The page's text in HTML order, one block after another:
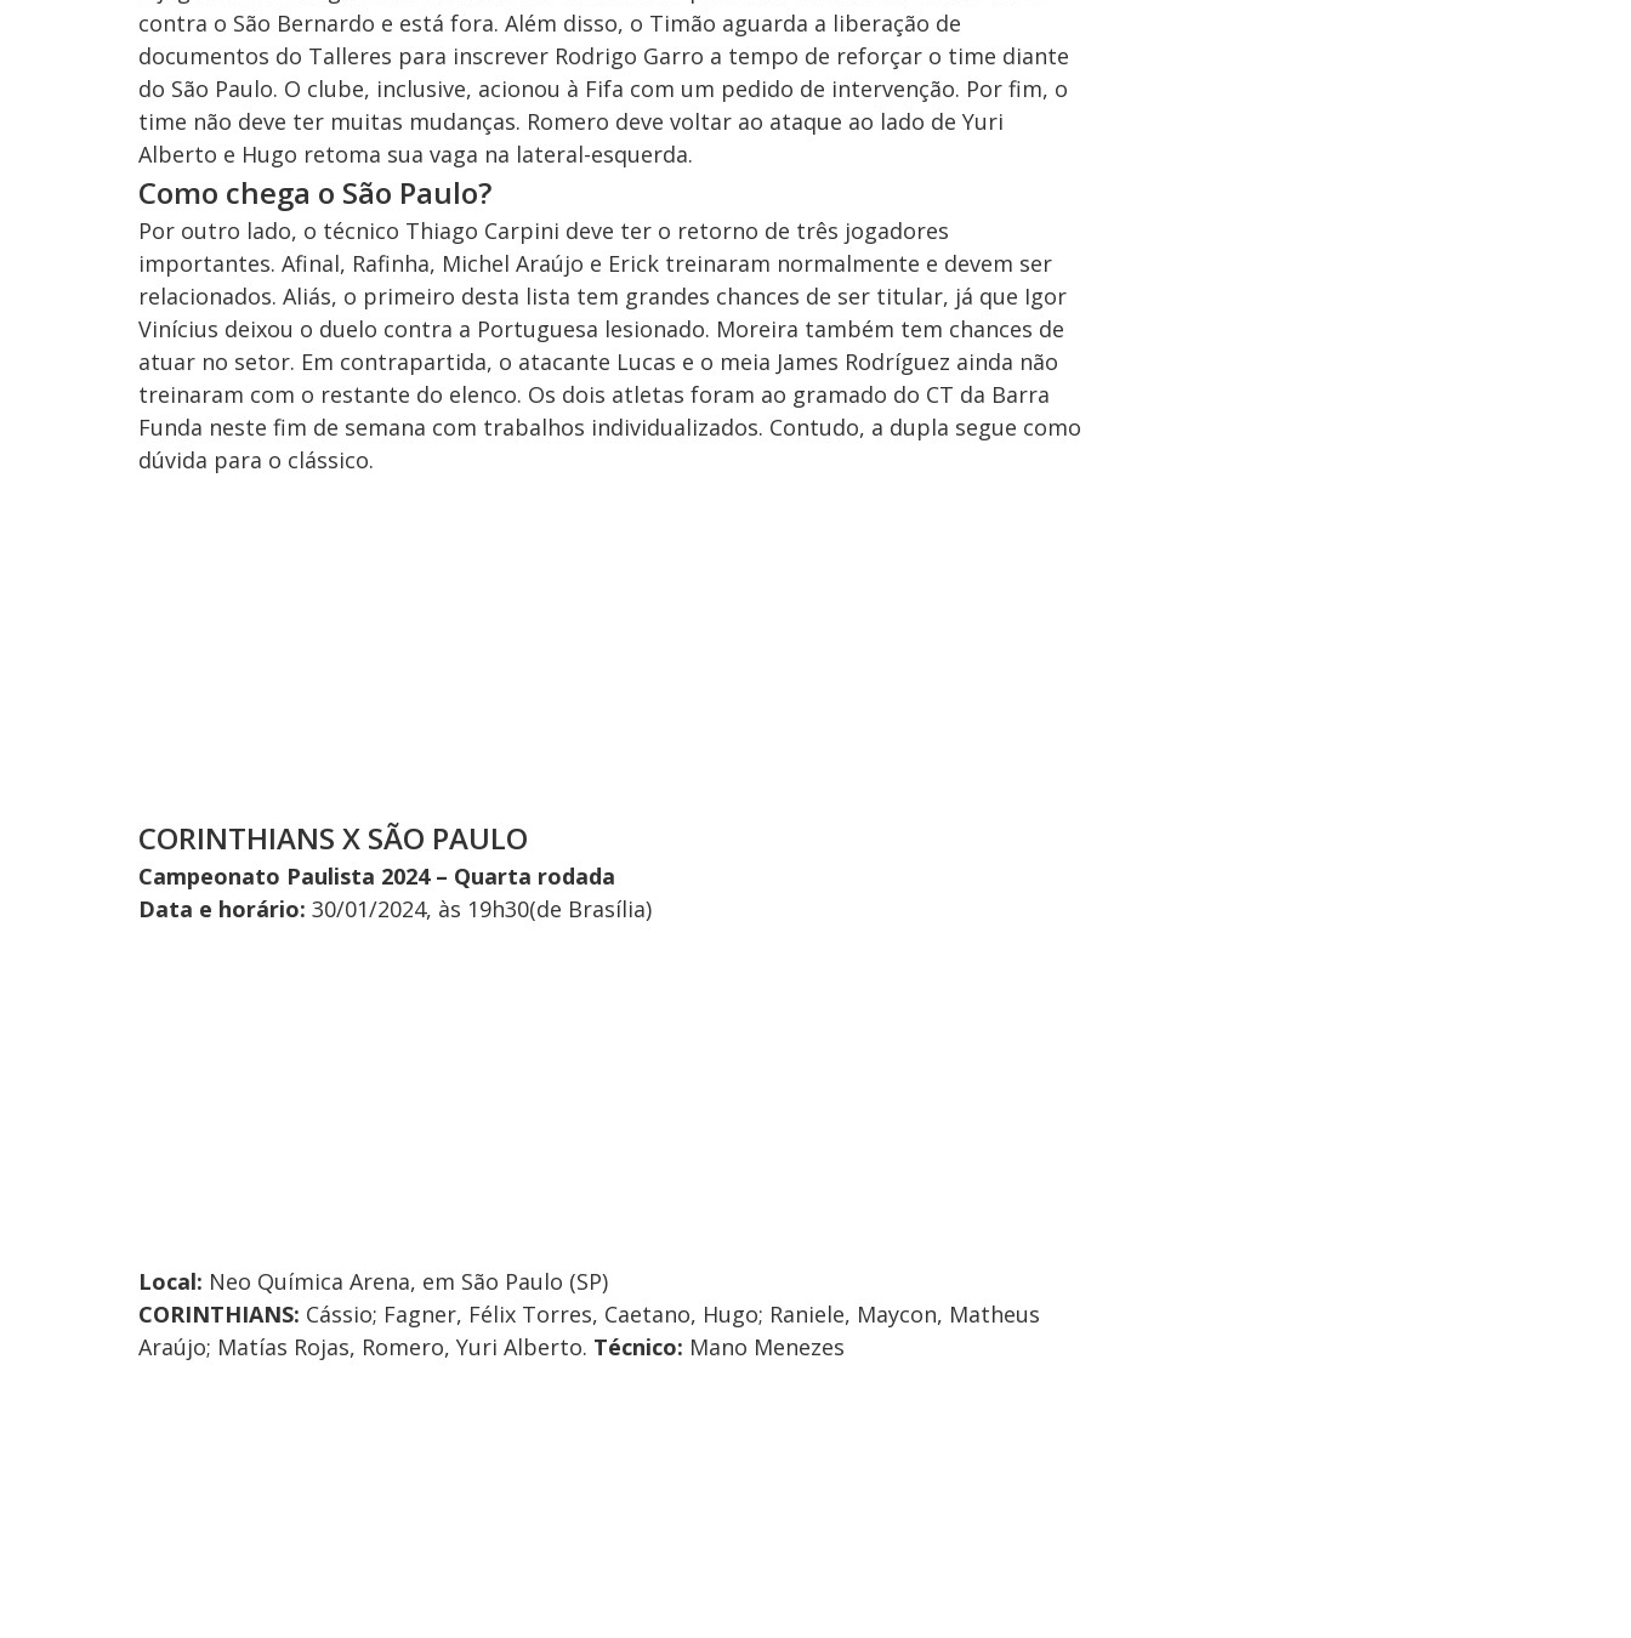
contra o São Bernardo e está fora. Além disso, o Timão aguarda a liberação de
documentos do Talleres para inscrever Rodrigo Garro a tempo de reforçar o time diante
do São Paulo. O clube, inclusive, acionou à Fifa com um pedido de intervenção. Por fim, o
time não deve ter muitas mudanças. Romero deve voltar ao ataque ao lado de Yuri
Alberto e Hugo retoma sua vaga na lateral-esquerda.
Como chega o São Paulo?
Por outro lado, o técnico Thiago Carpini deve ter o retorno de três jogadores
importantes. Afinal, Rafinha, Michel Araújo e Erick treinaram normalmente e devem ser
relacionados. Aliás, o primeiro desta lista tem grandes chances de ser titular, já que Igor
Vinícius deixou o duelo contra a Portuguesa lesionado. Moreira também tem chances de
atuar no setor. Em contrapartida, o atacante Lucas e o meia James Rodríguez ainda não
treinaram com o restante do elenco. Os dois atletas foram ao gramado do CT da Barra
Funda neste fim de semana com trabalhos individualizados. Contudo, a dupla segue como
dúvida para o clássico.
CORINTHIANS X SÃO PAULO
Campeonato Paulista 2024 – Quarta rodada
Data e horário: 30/01/2024, às 19h30(de Brasília)
Local: Neo Química Arena, em São Paulo (SP)
CORINTHIANS: Cássio; Fagner, Félix Torres, Caetano, Hugo; Raniele, Maycon, Matheus
Araújo; Matías Rojas, Romero, Yuri Alberto. Técnico: Mano Menezes